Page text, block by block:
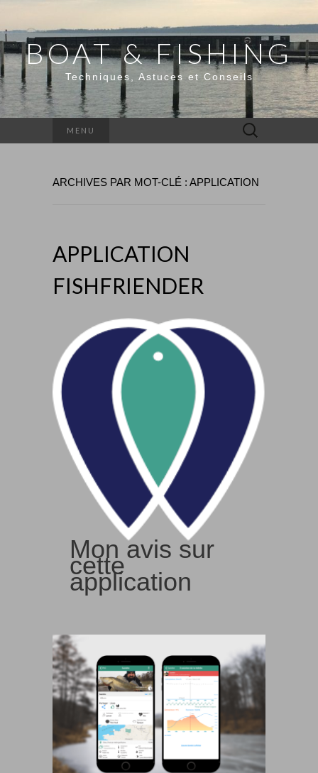
BOAT & FISHING
Techniques, Astuces et Conseils
MENU Rechercher :
ARCHIVES PAR MOT-CLÉ : APPLICATION
APPLICATION
FISHFRIENDER
Mon avis sur
cette
application